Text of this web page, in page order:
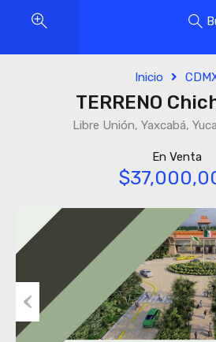
Inicio
TERRENO
Libre Unión, Yaxcabá,
En Venta
Previous